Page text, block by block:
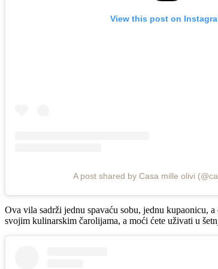
View this post on
A post shared by Casa mille olivi
Ova vila sadrži jednu spavaću sobu, jednu kupaonicu,
svojim kulinarskim čarolijama, a moći ćete uživati u